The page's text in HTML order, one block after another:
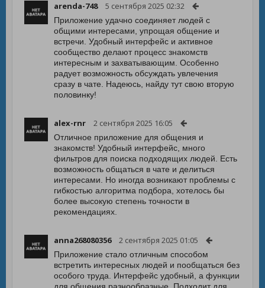
arenda-748 5 сентября 2025 02:32
Приложение удачно соединяет людей с
общими интересами, упрощая общение и
встречи. Удобный интерфейс и активное
сообщество делают процесс знакомств
интересным и захватывающим. Особенно
радует возможность обсуждать увлечения
сразу в чате. Надеюсь, найду тут свою вторую
половинку!
alex-rnr 2 сентября 2025 16:05
Отличное приложение для общения и
знакомств! Удобный интерфейс, много
фильтров для поиска подходящих людей. Есть
возможность общаться в чате и делиться
интересами. Но иногда возникают проблемы с
гибкостью алгоритма подбора, хотелось бы
более высокую степень точности в
рекомендациях.
anna268080356 2 сентября 2025 01:05
Приложение стало отличным способом
встретить интересных людей и пообщаться без
особого труда. Интерфейс удобный, а функции